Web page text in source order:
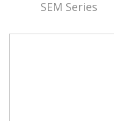
SEM Series